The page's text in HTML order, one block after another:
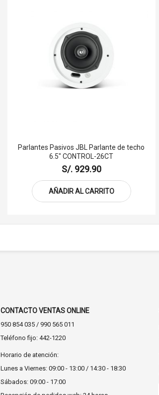
Parlantes Pasivos JBL Parlante de techo
6.5" CONTROL-26CT
S/. 929.90
AÑADIR AL CARRITO
CONTACTO VENTAS ONLINE
950 854 035 / 990 565 011
Teléfono fijo: 442-1220
Horario de atención:
Lunes a Viernes: 09:00 - 13:00 / 14:30 - 18:30
Sábados: 09:00 - 17:00